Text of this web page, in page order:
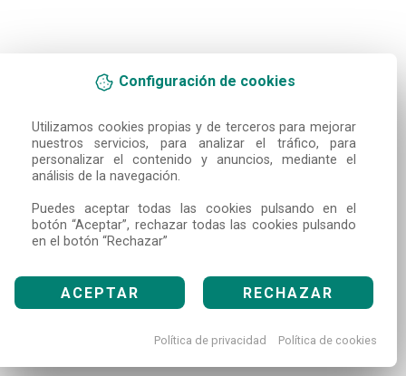
Configuración de cookies
Utilizamos cookies propias y de terceros para mejorar
nuestros servicios, para analizar el tráfico, para
personalizar el contenido y anuncios, mediante el
análisis de la navegación.
Puedes aceptar todas las cookies pulsando en el
botón “Aceptar”, rechazar todas las cookies pulsando
en el botón “Rechazar”
ACEPTAR RECHAZAR
Política de privacidad Política de cookies